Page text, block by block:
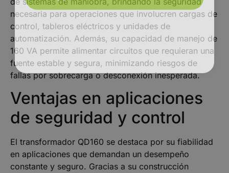
necesaria para operaciones que involucren cargas de
control, tableros eléctricos y unidades de
automatización. Además, su capacidad de manejo de
160 VA permite alimentar circuitos que requieran una
fuente estable y segura, minimizando riesgos de
fallas por sobrecarga o desconexión inesperada.
Ventajas en aplicaciones
de seguridad y control
El transformador QD160 se destaca por su fiabilidad
en aplicaciones que demandan un desempeño
constante y seguro. Gracias a su construcción